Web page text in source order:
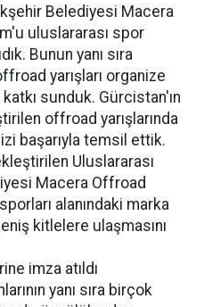
Belediyesi Macera
uluslararası spor
Bunun yanı sıra
yarışları organize
sunduk. Gürcistan'ın
offroad yarışlarında
başarıyla temsil ettik.
Uluslararası
Macera Offroad
alanındaki marka
kitlelere ulaşmasını
imza atıldı
yanı sıra birçok